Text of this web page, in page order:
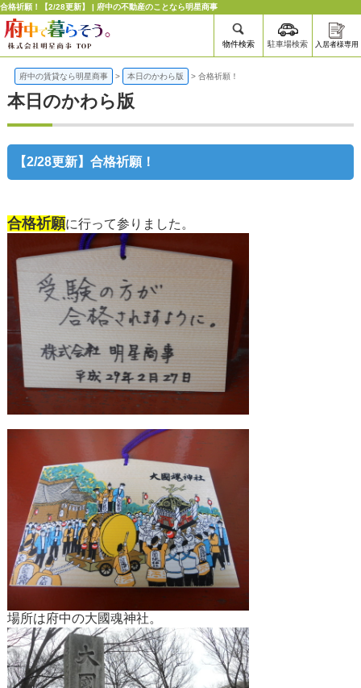
合格祈願！【2/28更新】 | 府中の不動産のことなら明星商事
物件検索 駐車場検索 入居者様専用
府中の賃貸なら明星商事 > 本日のかわら版 > 合格祈願！
本日のかわら版
【2/28更新】合格祈願！
合格祈願に行って参りました。
場所は府中の大國魂神社。